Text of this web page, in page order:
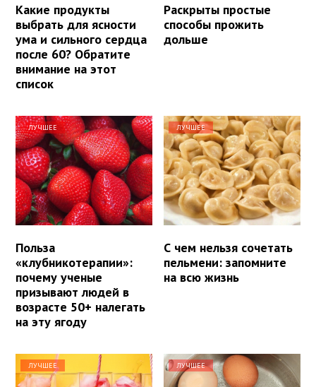
Какие продукты
выбрать для ясности
ума и сильного сердца
после 60? Обратите
внимание на этот
список
Раскрыты простые
способы прожить
дольше
ЛУЧШЕЕ
Польза
«клубникотерапии»:
почему ученые
призывают людей в
возрасте 50+ налегать
на эту ягоду
ЛУЧШЕЕ
С чем нельзя сочетать
пельмени: запомните
на всю жизнь
ЛУЧШЕЕ ЛУЧШЕЕ